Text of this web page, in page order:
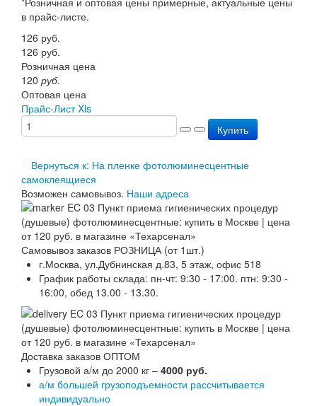
Перезарядка ОП
Перезарядка ОВП
Доставка
Оплата
Гарантии
О нас
Статьи
Сертификаты
Контакты
в прайс-листе.
126 руб.
126 руб.
Розничная цена
120 руб.
Оптовая цена
Прайс-Лист Xls
Купить
Вернуться к: На пленке фотолюминесцентные
самоклеящиеся
Возможен самовывоз. Наши адреса
Самовывоз заказов РОЗНИЦА (от 1шт.)
г.Москва, ул.Дубнинская д.83, 5 этаж, офис 518
График работы склада: пн-чт: 9:30 - 17:00. птн: 9:30 -
16:00, обед 13.00 - 13.30.
Доставка заказов ОПТОМ
Грузовой а/м до 2000 кг – 4000 руб.
а/м большей грузоподъемности рассчитывается
индивидуально